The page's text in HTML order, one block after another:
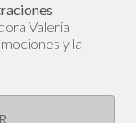
Valeria
y la